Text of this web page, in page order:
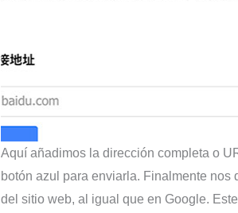
Aquí añadimos la dirección completa o
botón azul para enviarla. Finalmente
del sitio web, al igual que en Google.